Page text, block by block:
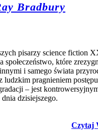
Bradbury
pisarzy science fiction
społeczeństwo, które
i samego świata
ludzkim pragnieniem
– jest
dzisiejszego.
Czytaj